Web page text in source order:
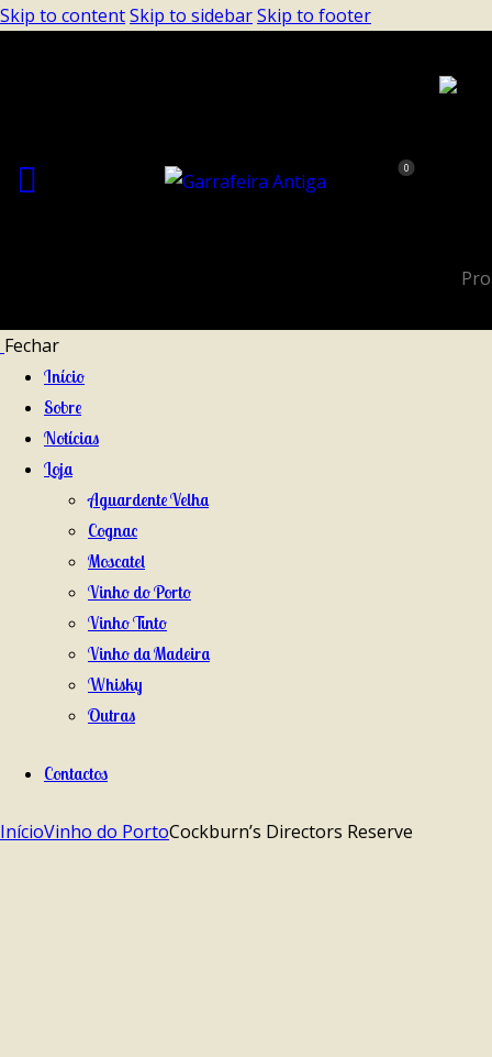
Skip to contentSkip to sidebarSkip to footer
0
Fechar
Início
Sobre
Notícias
Loja
Aguardente Velha
Cognac
Moscatel
Vinho do Porto
Vinho Tinto
Vinho da Madeira
Whisky
Outras
Contactos
InícioVinho do PortoCockburn’s Directors Reserve